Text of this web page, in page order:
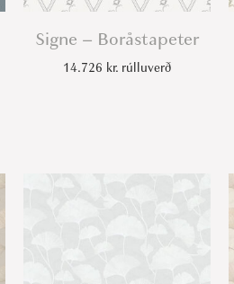
Signe – Boråstapeter
14.726 kr. rúlluverð